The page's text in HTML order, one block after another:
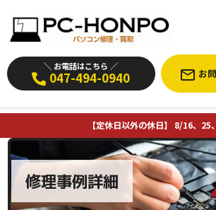
＼ お電話はこちら ／
047-494-0940 お
【定休日以外の休日】 8/16、25
修理事例詳細